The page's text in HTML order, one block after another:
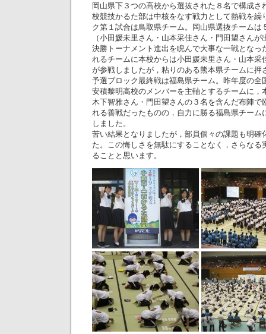
岡山県下３つの高校から選抜された８名で構成さ
校競技かるた部は中核をなす戦力として熱戦を繰
ク第１試合は鳥取県チーム。岡山県選抜チームは
（小田媛未里さん・山本采佳さん・門田望さんが
決勝トーナメント進出を睨んで大事な一戦となっ
れるチームに本校からは小田媛未里さん・山本采
が参戦しましたが，粘りのある熊本県チームに押
予選ブロック最終戦は福島県チーム。昨年度の全
安積黎明高校のメンバーを主軸とするチームに，
木下智雅さん・門田望さんの３名を含んだ布陣で
れる善戦だったものの，自力に勝る福島県チーム
しました。
苦い結果となりましたが，部員個々の課題も明確
た。この悔しさを無駄にすることなく，さらなる
ることと思います。